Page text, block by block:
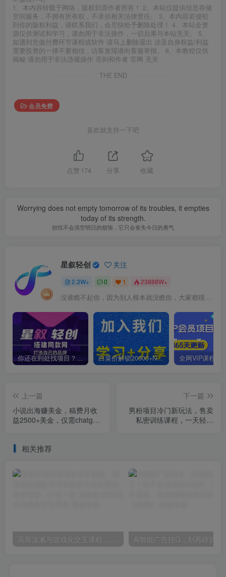
1、本内容转载于网络，版权归原作者所有！ 2、本站仅提供信息存储
空间服务，不拥有所有权，不承担相关法律责任。 3、本内容若侵犯
到你的版权利益，请联系我们，会尽快给予删除处理！ 4、本站全资
源仅供测试和学习，请勿用于非法操作，一切后果与本站无关。 5、
如遇到充值付费环节课程或软件 请马上删除退出 涉及自身权益/利益
需要投资的一律不要相信，访客发现请向客服举报。 6、本教程仅供
揭秘 请勿用于非法违规操作 否则和作者 官网 无关
THE END
会员免费
喜欢就支持一下吧
点赞 174 分享 收藏
Worrying does not empty tomorrow of its troubles, it empties
today of its strength.
担忧不会清空明日的烦恼，它只会丧失今日的勇气
星叙轻创 关注
2.3W+ 0 1 23888W+
没谁瞧不起你，因为别人根本就没瞧你，大家都很忙的
你还在到处找项目？还在当韭菜？我靠卖项目一个月收入5万+，曾经我也是个失败者。 白菜价解锁20000+N个赚钱机会，加入星叙轻创会员，全站资源免费学习。
上一篇
小说出海赚美金，稿费月收
益2500+美金，仅需chatgpt
下一篇
男粉项目冷门新玩法，售卖
私密训练课程，一天轻松
相关推荐
高斯泼溅与游戏化交互课程，将高斯泼溅技术与传统的节点式逻辑深度结合，打造一套“游戏化”的沉浸式场景的交互系统